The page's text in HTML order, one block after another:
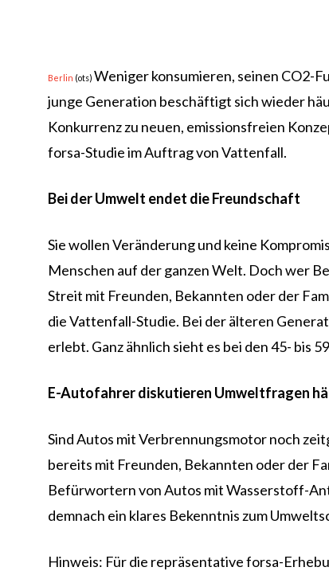
Berlin (ots) Weniger konsumieren, seinen CO2-
junge Generation beschäftigt sich wieder
Konkurrenz zu neuen, emissionsfreien
forsa-Studie im Auftrag von Vattenfall.
Bei der Umwelt endet die Freundschaft
Sie wollen Veränderung und keine
Menschen auf der ganzen Welt. Doch wer
Streit mit Freunden, Bekannten oder der
die Vattenfall-Studie. Bei der älteren
erlebt. Ganz ähnlich sieht es bei den 45- bis
E-Autofahrer diskutieren Umweltfragen
Sind Autos mit Verbrennungsmotor noch
bereits mit Freunden, Bekannten oder der
Befürwortern von Autos mit Wasserstoff-
demnach ein klares Bekenntnis zum
Hinweis: Für die repräsentative forsa-